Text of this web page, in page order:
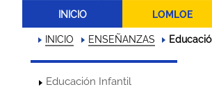
INICIO LOMLOE
INICIO ENSEÑANZAS
Educación Infantil